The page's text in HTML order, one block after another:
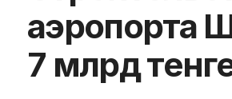
аэропорта
7 млрд